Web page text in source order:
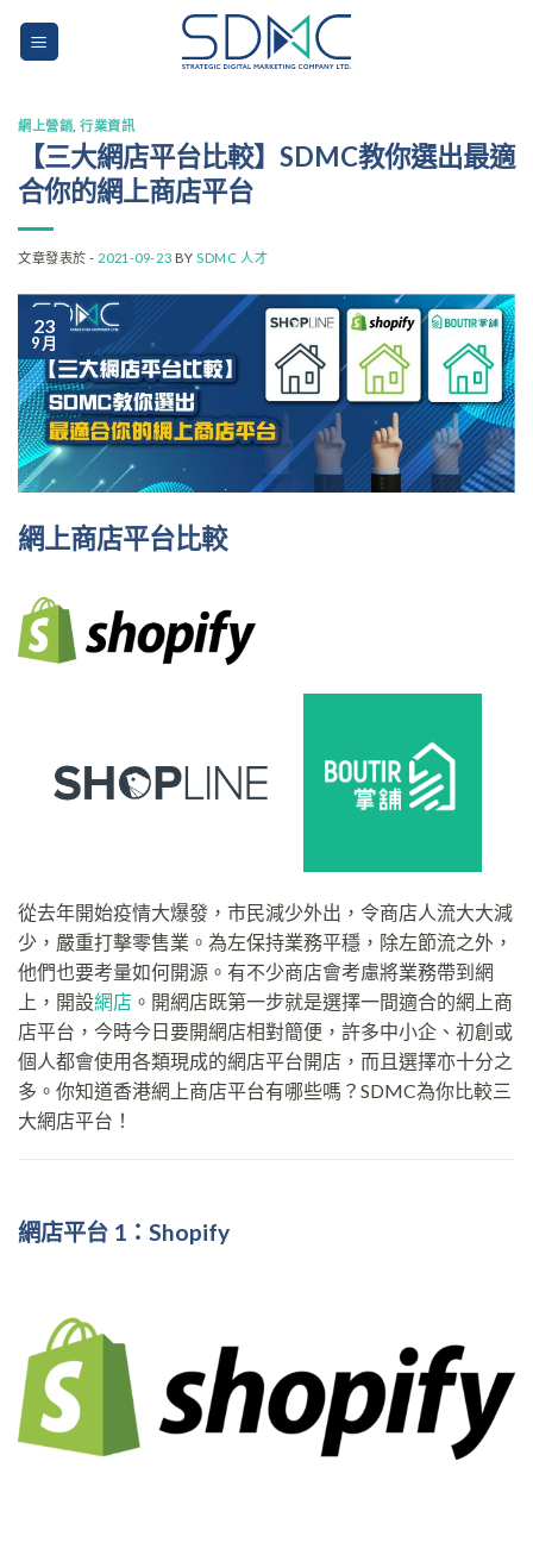
網上營銷 ,行業資訊
【三大網店平台比較】SDMC教你選出最適
合你的網上商店平台
文章發表於 - 2021-09-23 BY SDMC 人才
23
9 月
網上商店平台比較
從去年開始疫情大爆發，市民減少外出，令商店人流大大減
少，嚴重打擊零售業。為左保持業務平穩，除左節流之外，
他們也要考量如何開源。有不少商店會考慮將業務帶到網
上，開設網店 。開網店既第一步就是選擇一間適合的網上商
店平台，今時今日要開網店相對簡便，許多中小企、初創或
個人都會使用各類現成的網店平台開店，而且選擇亦十分之
多。你知道香港網上商店平台有哪些嗎？SDMC為你比較三
大網店平台！
網店平台 1：Shopify